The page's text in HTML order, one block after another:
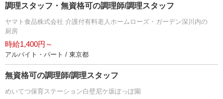
調理スタッフ・無資格可の調理師/調理スタッフ
ヤマト食品株式会社 介護付有料老人ホームローズ・ガーデン深川内の
厨房
時給1,400円～
アルバイト・パート / 東京都
無資格可の調理師/調理スタッフ
めいてつ保育ステーション白壁尼ケ坂ぽっぽ園